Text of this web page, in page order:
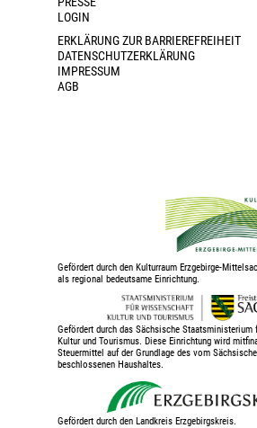
LOGIN
ERKLÄRUNG ZUR BARRIEREFREIHEIT
DATENSCHUTZERKLÄRUNG
IMPRESSUM
AGB
Gefördert durch den Kulturraum Erzgebirge-
als regional bedeutsame Einrichtung.
Gefördert durch das Sächsische Staatsministerium
Kultur und Tourismus. Diese Einrichtung wird
Steuermittel auf der Grundlage des vom
beschlossenen Haushaltes.
Gefördert durch den Landkreis Erzgebirgskreis.